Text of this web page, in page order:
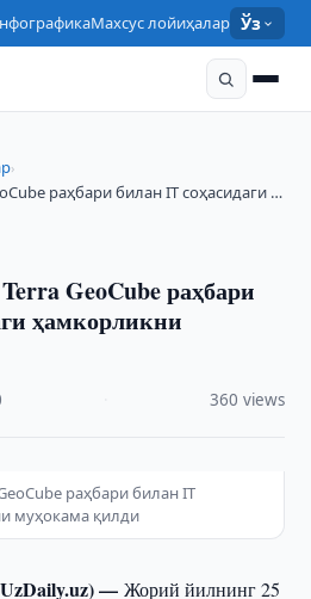
Махсус лойиҳалар Ўз
›
раҳбари билан IТ соҳасидаги …
GeoCube раҳбари
ҳамкорликни
360 views
раҳбари билан IТ
муҳокама қилди
—Жорий йилнинг 25